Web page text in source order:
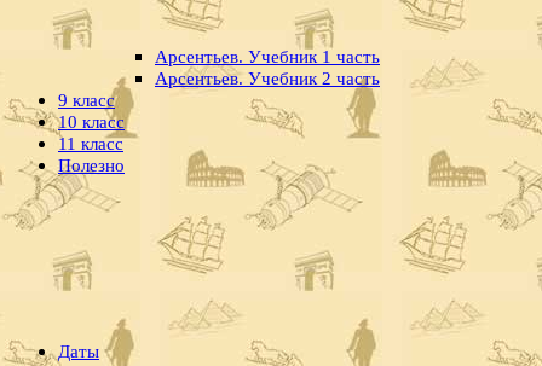
Арсентьев. Учебник 1 часть
Арсентьев. Учебник 2 часть
9 класс
10 класс
11 класс
Полезно
Даты